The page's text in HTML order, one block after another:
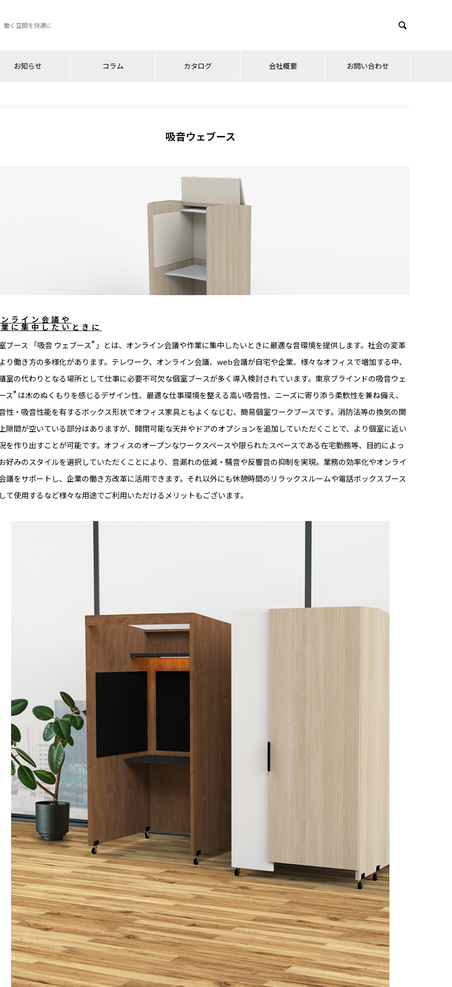
働く空間を快適に 
お知らせ コラム カタログ 会社概要 お問い合わせ
吸音ウェブース
ライン会議や
に集中したいときに
ブース 「吸音 ウェブース®︎ 」とは、オンライン会議や作業に集中したいときに最適な音環境を提供します。社会の変革
り働き方の多様化があります。テレワーク、オンライン会議、web会議が自宅や企業、様々なオフィスで増加する中、
室の代わりとなる場所として仕事に必要不可欠な個室ブースが多く導入検討されています。東京ブラインドの吸⾳ウェ
ス® は⽊のぬくもりを感じるデザイン性、最適な仕事環境を整える高い吸⾳性、ニーズに寄り添う柔軟性を兼ね備え、
性・吸⾳性能を有するボックス形状でオフィス家具ともよくなじむ、簡易個室ワークブースです。消防法等の換気の関
隙間が空いている部分はありますが、開閉可能な天井やドアのオプションを追加していただくことで、より個室に近い
を作り出すことが可能です。オフィスのオープンなワークスペースや限られたスペースである在宅勤務等、⽬的によっ
好みのスタイルを選択していただくことにより、⾳漏れの低減・騒⾳や反響⾳の抑制を実現。業務の効率化やオンライ
議をサポートし、企業の働き方改革に活用できます。それ以外にも休憩時間のリラックスルームや電話ボックスブース
て使⽤するなど様々な用途でご利⽤いただけるメリットもございます。